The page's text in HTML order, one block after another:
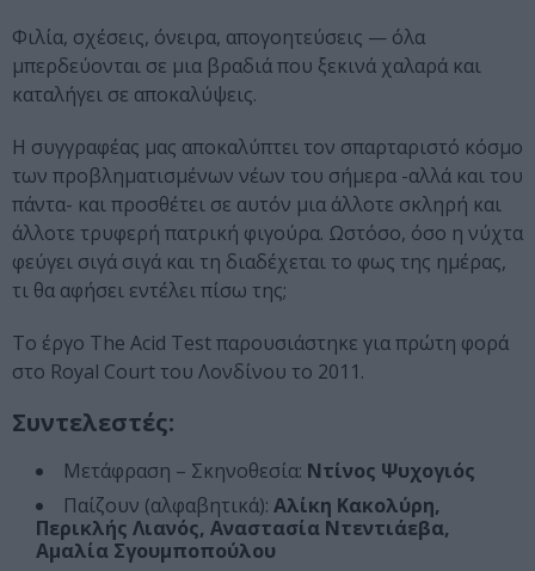
Φιλία, σχέσεις, όνειρα, απογοητεύσεις — όλα
μπερδεύονται σε μια βραδιά που ξεκινά χαλαρά και
καταλήγει σε αποκαλύψεις.
Η συγγραφέας μας αποκαλύπτει τον σπαρταριστό κόσμο
των προβληματισμένων νέων του σήμερα -αλλά και του
πάντα- και προσθέτει σε αυτόν μια άλλοτε σκληρή και
άλλοτε τρυφερή πατρική φιγούρα. Ωστόσο, όσο η νύχτα
φεύγει σιγά σιγά και τη διαδέχεται το φως της ημέρας,
τι θα αφήσει εντέλει πίσω της;
Το έργο The Acid Test παρουσιάστηκε για πρώτη φορά
στο Royal Court του Λονδίνου το 2011.
Συντελεστές:
Μετάφραση – Σκηνοθεσία: Ντίνος Ψυχογιός
Παίζουν (αλφαβητικά): Αλίκη Κακολύρη,
Περικλής Λιανός, Αναστασία Ντεντιάεβα,
Αμαλία Σγουμποπούλου